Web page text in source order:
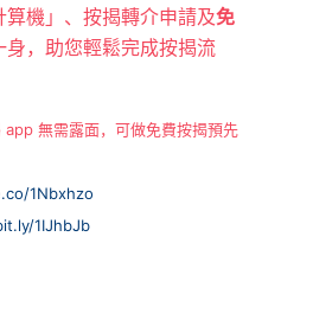
機」、按揭轉介申請及免
身，助您輕鬆完成按揭流
app 無需露面，可做免費按揭預先
1Nbxhzo
1IJhbJb